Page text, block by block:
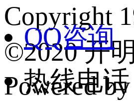
Copyright
©2020 开
Powered by
QQ咨询
热线电话